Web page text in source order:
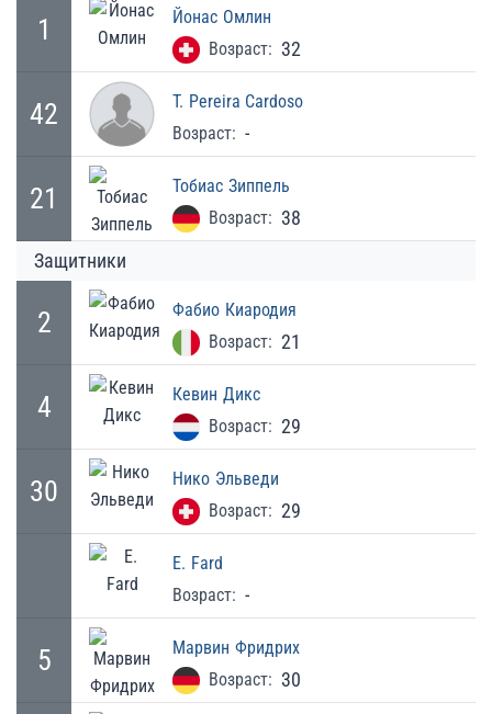
1 Йонас Омлин
Возраст: 32
42 T. Pereira Cardoso
Возраст: -
21 Тобиас Зиппель
Возраст: 38
Защитники
2 Фабио Киародия
Возраст: 21
4 Кевин Дикс
Возраст: 29
30 Нико Эльведи
Возраст: 29
E. Fard
Возраст: -
5 Марвин Фридрих
Возраст: 30